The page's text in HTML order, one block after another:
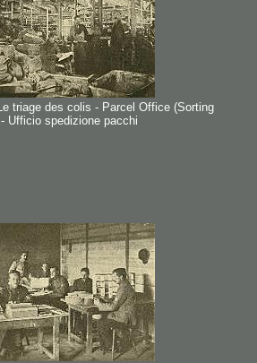
triage des colis - Parcel Office (Sorting
Ufficio spedizione pacchi